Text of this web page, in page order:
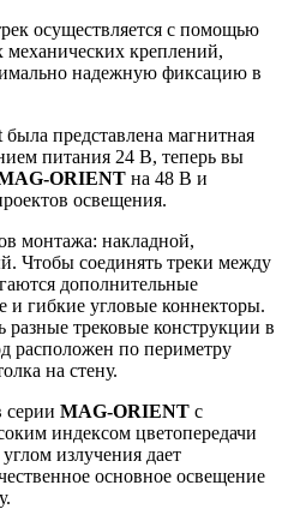
осуществляется с помощью
креплений,
надежную фиксацию в
представлена магнитная
питания 24 В, теперь вы
ORIENT на 48 В и
освещения.
монтажа: накладной,
Чтобы соединять треки между
дополнительные
и гибкие угловые коннекторы.
разные трековые конструкции в
расположен по периметру
на стену.
серии MAG-ORIENT с
индексом цветопередачи
излучения дает
основное освещение